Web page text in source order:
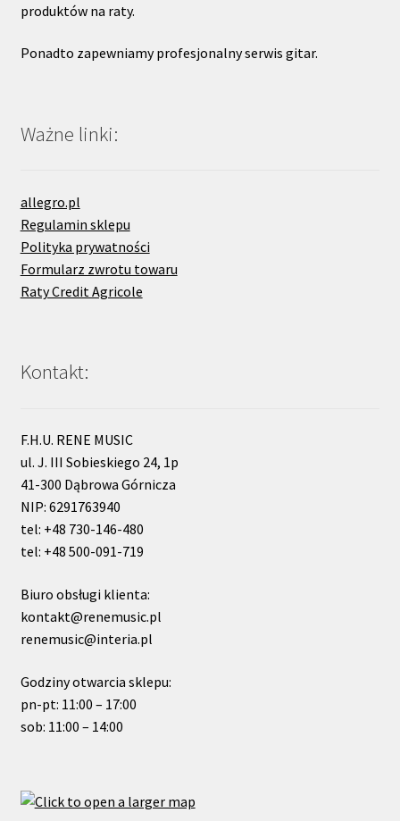
produktów na raty.
Ponadto zapewniamy profesjonalny serwis gitar.
Ważne linki:
allegro.pl
Regulamin sklepu
Polityka prywatności
Formularz zwrotu towaru
Raty Credit Agricole
Kontakt:
F.H.U. RENE MUSIC
ul. J. III Sobieskiego 24, 1p
41-300 Dąbrowa Górnicza
NIP: 6291763940
tel: +48 730-146-480
tel: +48 500-091-719
Biuro obsługi klienta:
kontakt@renemusic.pl
renemusic@interia.pl
Godziny otwarcia sklepu:
pn-pt: 11:00 – 17:00
sob: 11:00 – 14:00